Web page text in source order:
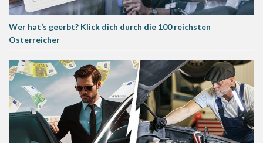
Wer hat’s geerbt? Klick dich durch die 100 reichsten
Österreicher